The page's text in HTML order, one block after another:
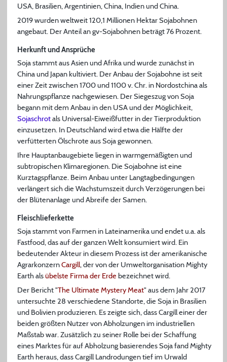
USA, Brasilien, Argentinien, China, Indien und China.
2019 wurden weltweit 120,1 Millionen Hektar Sojabohnen
angebaut. Der Anteil an gv-Sojabohnen beträgt 76 Prozent.
Herkunft und Ansprüche
Soja stammt aus Asien und Afrika und wurde zunächst in
China und Japan kultiviert. Der Anbau der Sojabohne ist seit
einer Zeit zwischen 1700 und 1100 v. Chr. in Nordostchina als
Nahrungspflanze nachgewiesen. Der Siegeszug von Soja
begann mit dem Anbau in den USA und der Möglichkeit,
Sojaschrotals Universal-Eiweißfutter in der Tierproduktion
einzusetzen. In Deutschland wird etwa die Hälfte der
verfütterten Ölschrote aus Soja gewonnen.
Ihre Hauptanbaugebiete liegen in warmgemäßigten und
subtropischen Klimaregionen. Die Sojabohne ist eine
Kurztagspflanze. Beim Anbau unter Langtagbedingungen
verlängert sich die Wachstumszeit durch Verzögerungen bei
der Blütenanlage und Abreife der Samen.
Fleischlieferkette
Soja stammt von Farmen in Lateinamerika und endet u.a. als
Fastfood, das auf der ganzen Welt konsumiert wird. Ein
bedeutender Akteur in diesem Prozess ist der amerikanische
AgrarkonzernCargill, der von der Umweltorganisation Mighty
Earth alsübelste Firma der Erde bezeichnet wird.
Der Bericht "The Ultimate Mystery Meat" aus dem Jahr 2017
untersuchte 28 verschiedene Standorte, die Soja in Brasilien
und Bolivien produzieren. Es zeigte sich, dass Cargill einer der
beiden größten Nutzer von Abholzungen im industriellen
Maßstab war. Zusätzlich zu seiner Rolle bei der Schaffung
eines Marktes für auf Abholzung basierendes Soja fand Mighty
Earth heraus, dass Cargill Landrodungen tief im Urwald